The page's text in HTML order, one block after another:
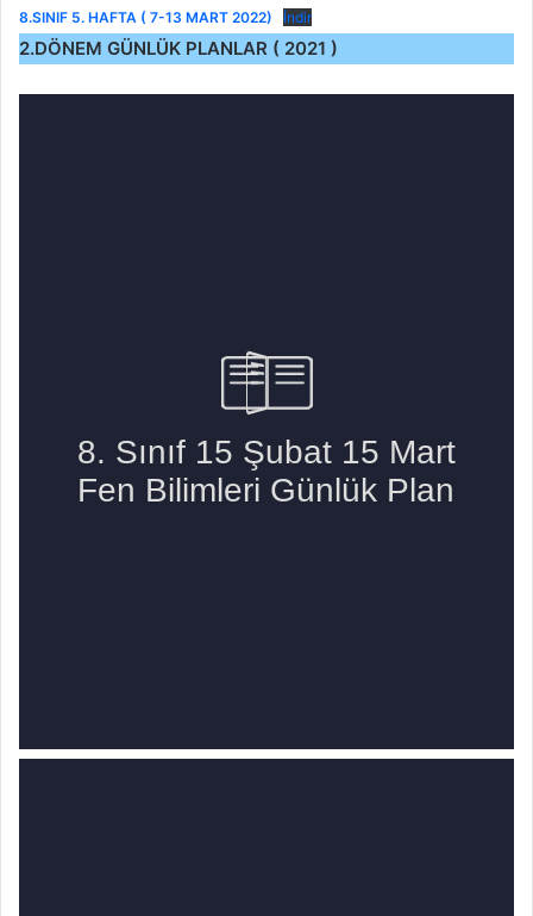
8.SINIF 5. HAFTA ( 7-13 MART 2022)
İndir
2.DÖNEM GÜNLÜK PLANLAR ( 2021 )